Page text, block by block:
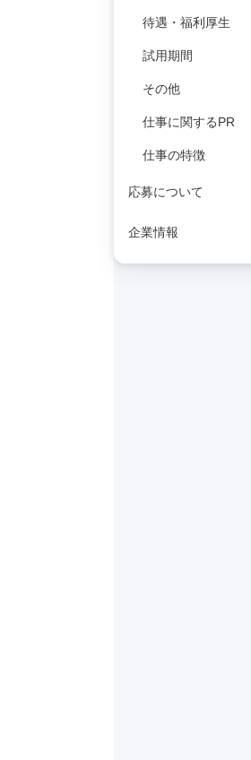
待遇・福利厚生
試用期間
その他
仕事に関するPR
仕事の特徴
応募について
企業情報